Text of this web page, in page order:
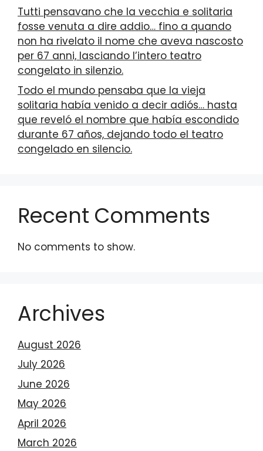
Tutti pensavano che la vecchia e solitaria
fosse venuta a dire addio… fino a quando
non ha rivelato il nome che aveva nascosto
per 67 anni, lasciando l’intero teatro
congelato in silenzio.
Todo el mundo pensaba que la vieja
solitaria había venido a decir adiós… hasta
que reveló el nombre que había escondido
durante 67 años, dejando todo el teatro
congelado en silencio.
Recent Comments
No comments to show.
Archives
August 2026
July 2026
June 2026
May 2026
April 2026
March 2026